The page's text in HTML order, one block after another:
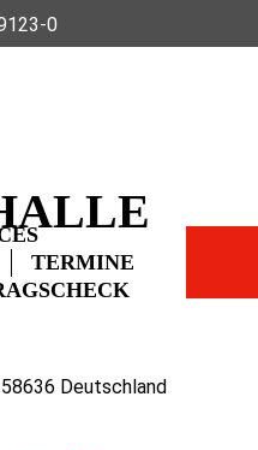
0
TERMINE
58636 Deutschland